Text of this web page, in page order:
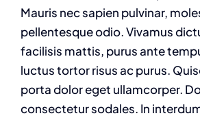
Mauris nec sapien pulvinar,
pellentesque odio. Vivamus
facilisis mattis, purus ante
luctus tortor risus ac purus.
porta dolor eget ullamcorper.
consectetur sodales. In